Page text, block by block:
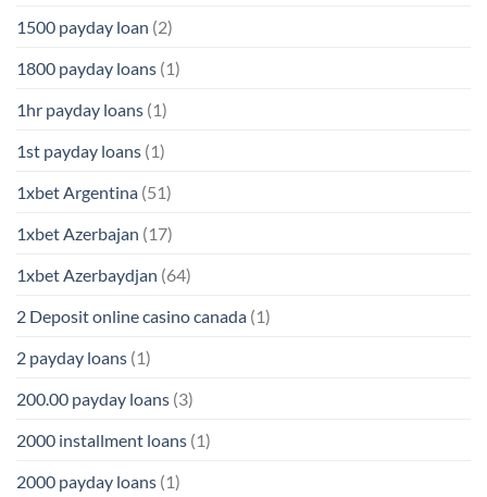
1500 payday loan (2)
1800 payday loans (1)
1hr payday loans (1)
1st payday loans (1)
1xbet Argentina (51)
1xbet Azerbajan (17)
1xbet Azerbaydjan (64)
2 Deposit online casino canada (1)
2 payday loans (1)
200.00 payday loans (3)
2000 installment loans (1)
2000 payday loans (1)